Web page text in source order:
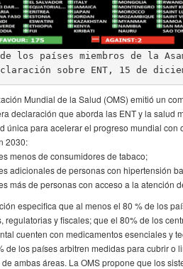
los países miembros de la
sobre ENT, 15 de
Mundial de la Salud (OMS) emitió un
declaración que aborda las ENT y la salud
única para acelerar el progreso mundial con
2030:
menos de consumidores de tabaco;
adicionales de personas con hipertensión
más de personas con acceso a la atención
especifica que al menos el 80 % de los
regulatorias y fiscales; que el 80% de los
cuenten con medicamentos esenciales y
de los países arbitren medidas para cubrir o
ambas áreas. La OMS propone que los